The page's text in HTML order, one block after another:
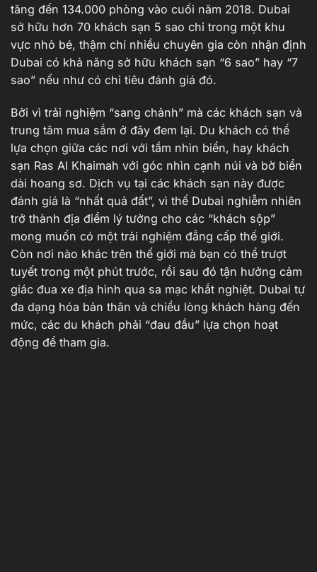
tăng đến 134.000 phòng vào cuối năm 2018. Dubai
sở hữu hơn 70 khách sạn 5 sao chỉ trong một khu
vực nhỏ bé, thậm chí nhiều chuyên gia còn nhận định
Dubai có khả năng sở hữu khách sạn “6 sao” hay “7
sao” nếu như có chỉ tiêu đánh giá đó.
Bởi vì trải nghiệm “sang chảnh” mà các khách sạn và
trung tâm mua sắm ở đây đem lại. Du khách có thể
lựa chọn giữa các nơi với tầm nhìn biển, hay khách
sạn Ras Al Khaimah với góc nhìn cạnh núi và bờ biển
dài hoang sơ. Dịch vụ tại các khách sạn này được
đánh giá là “nhất quả đất”, vì thế Dubai nghiễm nhiên
trở thành địa điểm lý tưởng cho các “khách sộp”
mong muốn có một trải nghiệm đẳng cấp thế giới.
Còn nơi nào khác trên thế giới mà bạn có thể trượt
tuyết trong một phút trước, rồi sau đó tận hưởng cảm
giác đua xe địa hình qua sa mạc khắt nghiệt. Dubai tự
đa dạng hóa bản thân và chiều lòng khách hàng đến
mức, các du khách phải “đau đầu” lựa chọn hoạt
động để tham gia.